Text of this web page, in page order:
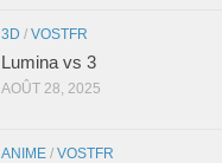
3D / VOSTFR
Lumina vs 3
AOÛT 28, 2025
ANIME / VOSTFR